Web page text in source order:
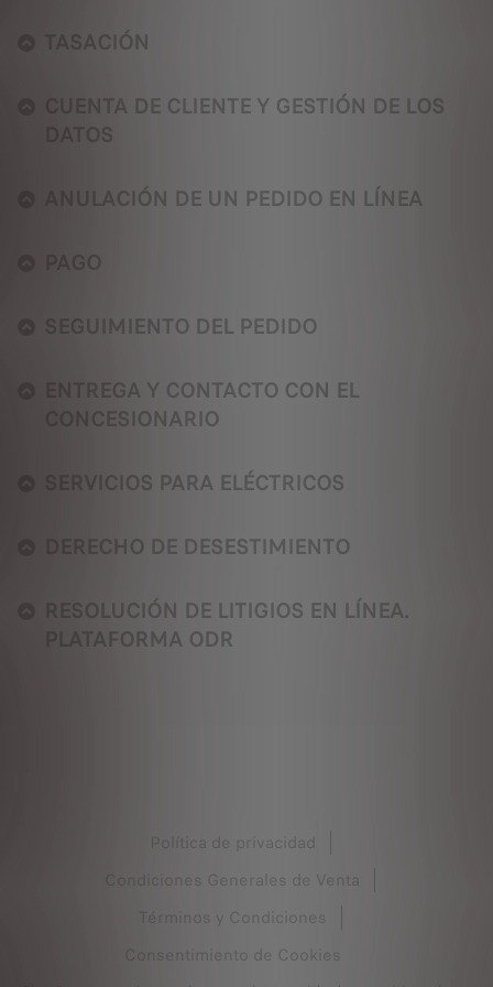
TASACIÓN
CUENTA DE CLIENTE Y GESTIÓN DE LOS
ANULACIÓN DE UN PEDIDO EN LÍNEA
SEGUIMIENTO DEL PEDIDO
ENTREGA Y CONTACTO CON EL
CONCESIONARIO
SERVICIOS PARA ELÉCTRICOS
DERECHO DE DESESTIMIENTO
RESOLUCIÓN DE LITIGIOS EN LÍNEA.
PLATAFORMA ODR
Política de privacidad
Condiciones Generales de Venta
Términos y Condiciones
Consentimiento de Cookies